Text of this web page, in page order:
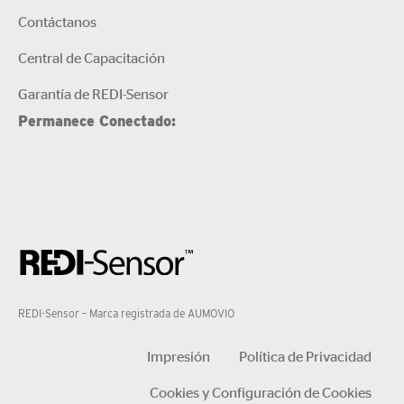
Contáctanos
Central de Capacitación
Garantía de REDI-Sensor
Permanece Conectado:
REDI-Sensor – Marca registrada de AUMOVIO
Impresión
Política de Privacidad
Cookies y Configuración de Cookies